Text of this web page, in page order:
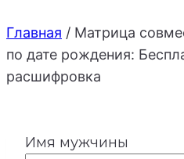
Главная / Матрица
по дате рождения:
расшифровка
Имя мужчины